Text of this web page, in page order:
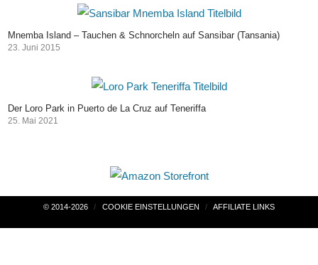
Mnemba Island – Tauchen & Schnorcheln auf Sansibar (Tansania)
23. Juni 2015
Der Loro Park in Puerto de La Cruz auf Teneriffa
25. Mai 2021
Beitragsnavigation
© 2014-2026 COOKIE EINSTELLUNGEN AFFILIATE LINKS